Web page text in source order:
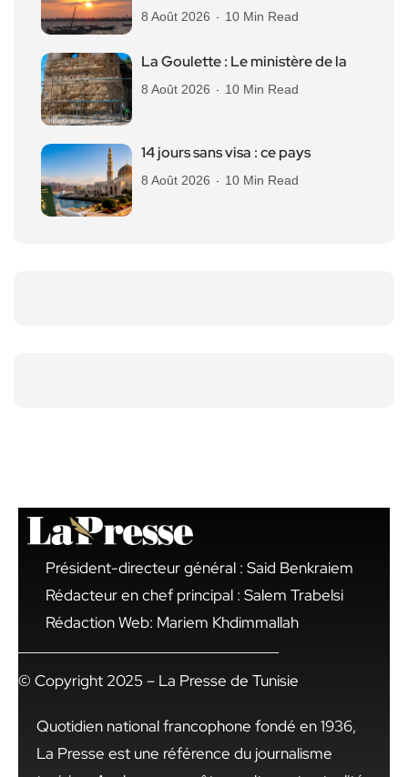
8 Août 2026 10 Min Read
La Goulette : Le ministère de la
8 Août 2026 10 Min Read
14 jours sans visa : ce pays
8 Août 2026 10 Min Read
Président-directeur général : Said Benkraiem
Rédacteur en chef principal : Salem Trabelsi
Rédaction Web: Mariem Khdimmallah
© Copyright 2025 – La Presse de Tunisie
Quotidien national francophone fondé en 1936,
La Presse est une référence du journalisme